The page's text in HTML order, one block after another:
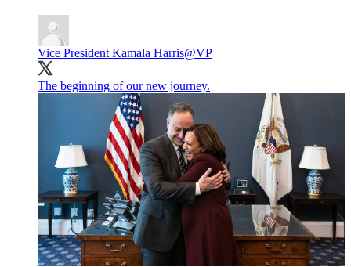
Vice President Kamala Harris@VP
The beginning of our new journey.